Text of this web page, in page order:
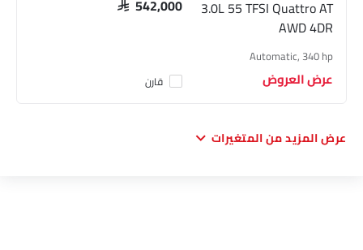
3.0L 55 TFSI Quattro AT
AWD 4DR
SAR 542,000
Automatic, 340 hp
عرض العروض قارن
عرض المزيد من المتغيرات